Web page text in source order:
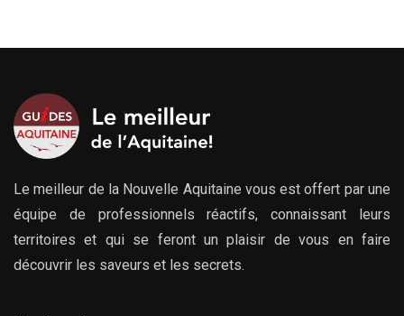
Le meilleur de la Nouvelle Aquitaine vous est offert par une
équipe de professionnels réactifs, connaissant leurs
territoires et qui se feront un plaisir de vous en faire
découvrir les saveurs et les secrets.